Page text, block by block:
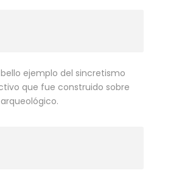
ejemplo del sincretismo
que fue construido sobre